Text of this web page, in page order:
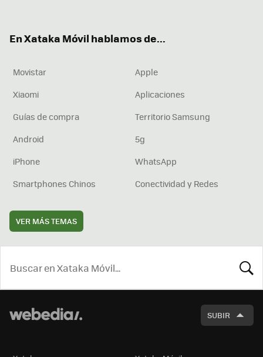
En Xataka Móvil hablamos de...
Movistar
Apple
Xiaomi
Aplicaciones
Guías de compra
Territorio Samsung
Android
5g
iPhone
WhatsApp
Smartphones Chinos
Conectividad y Redes
VER MÁS TEMAS
SUBIR